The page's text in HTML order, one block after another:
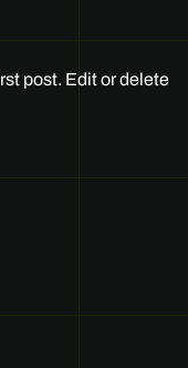
post. Edit or delete